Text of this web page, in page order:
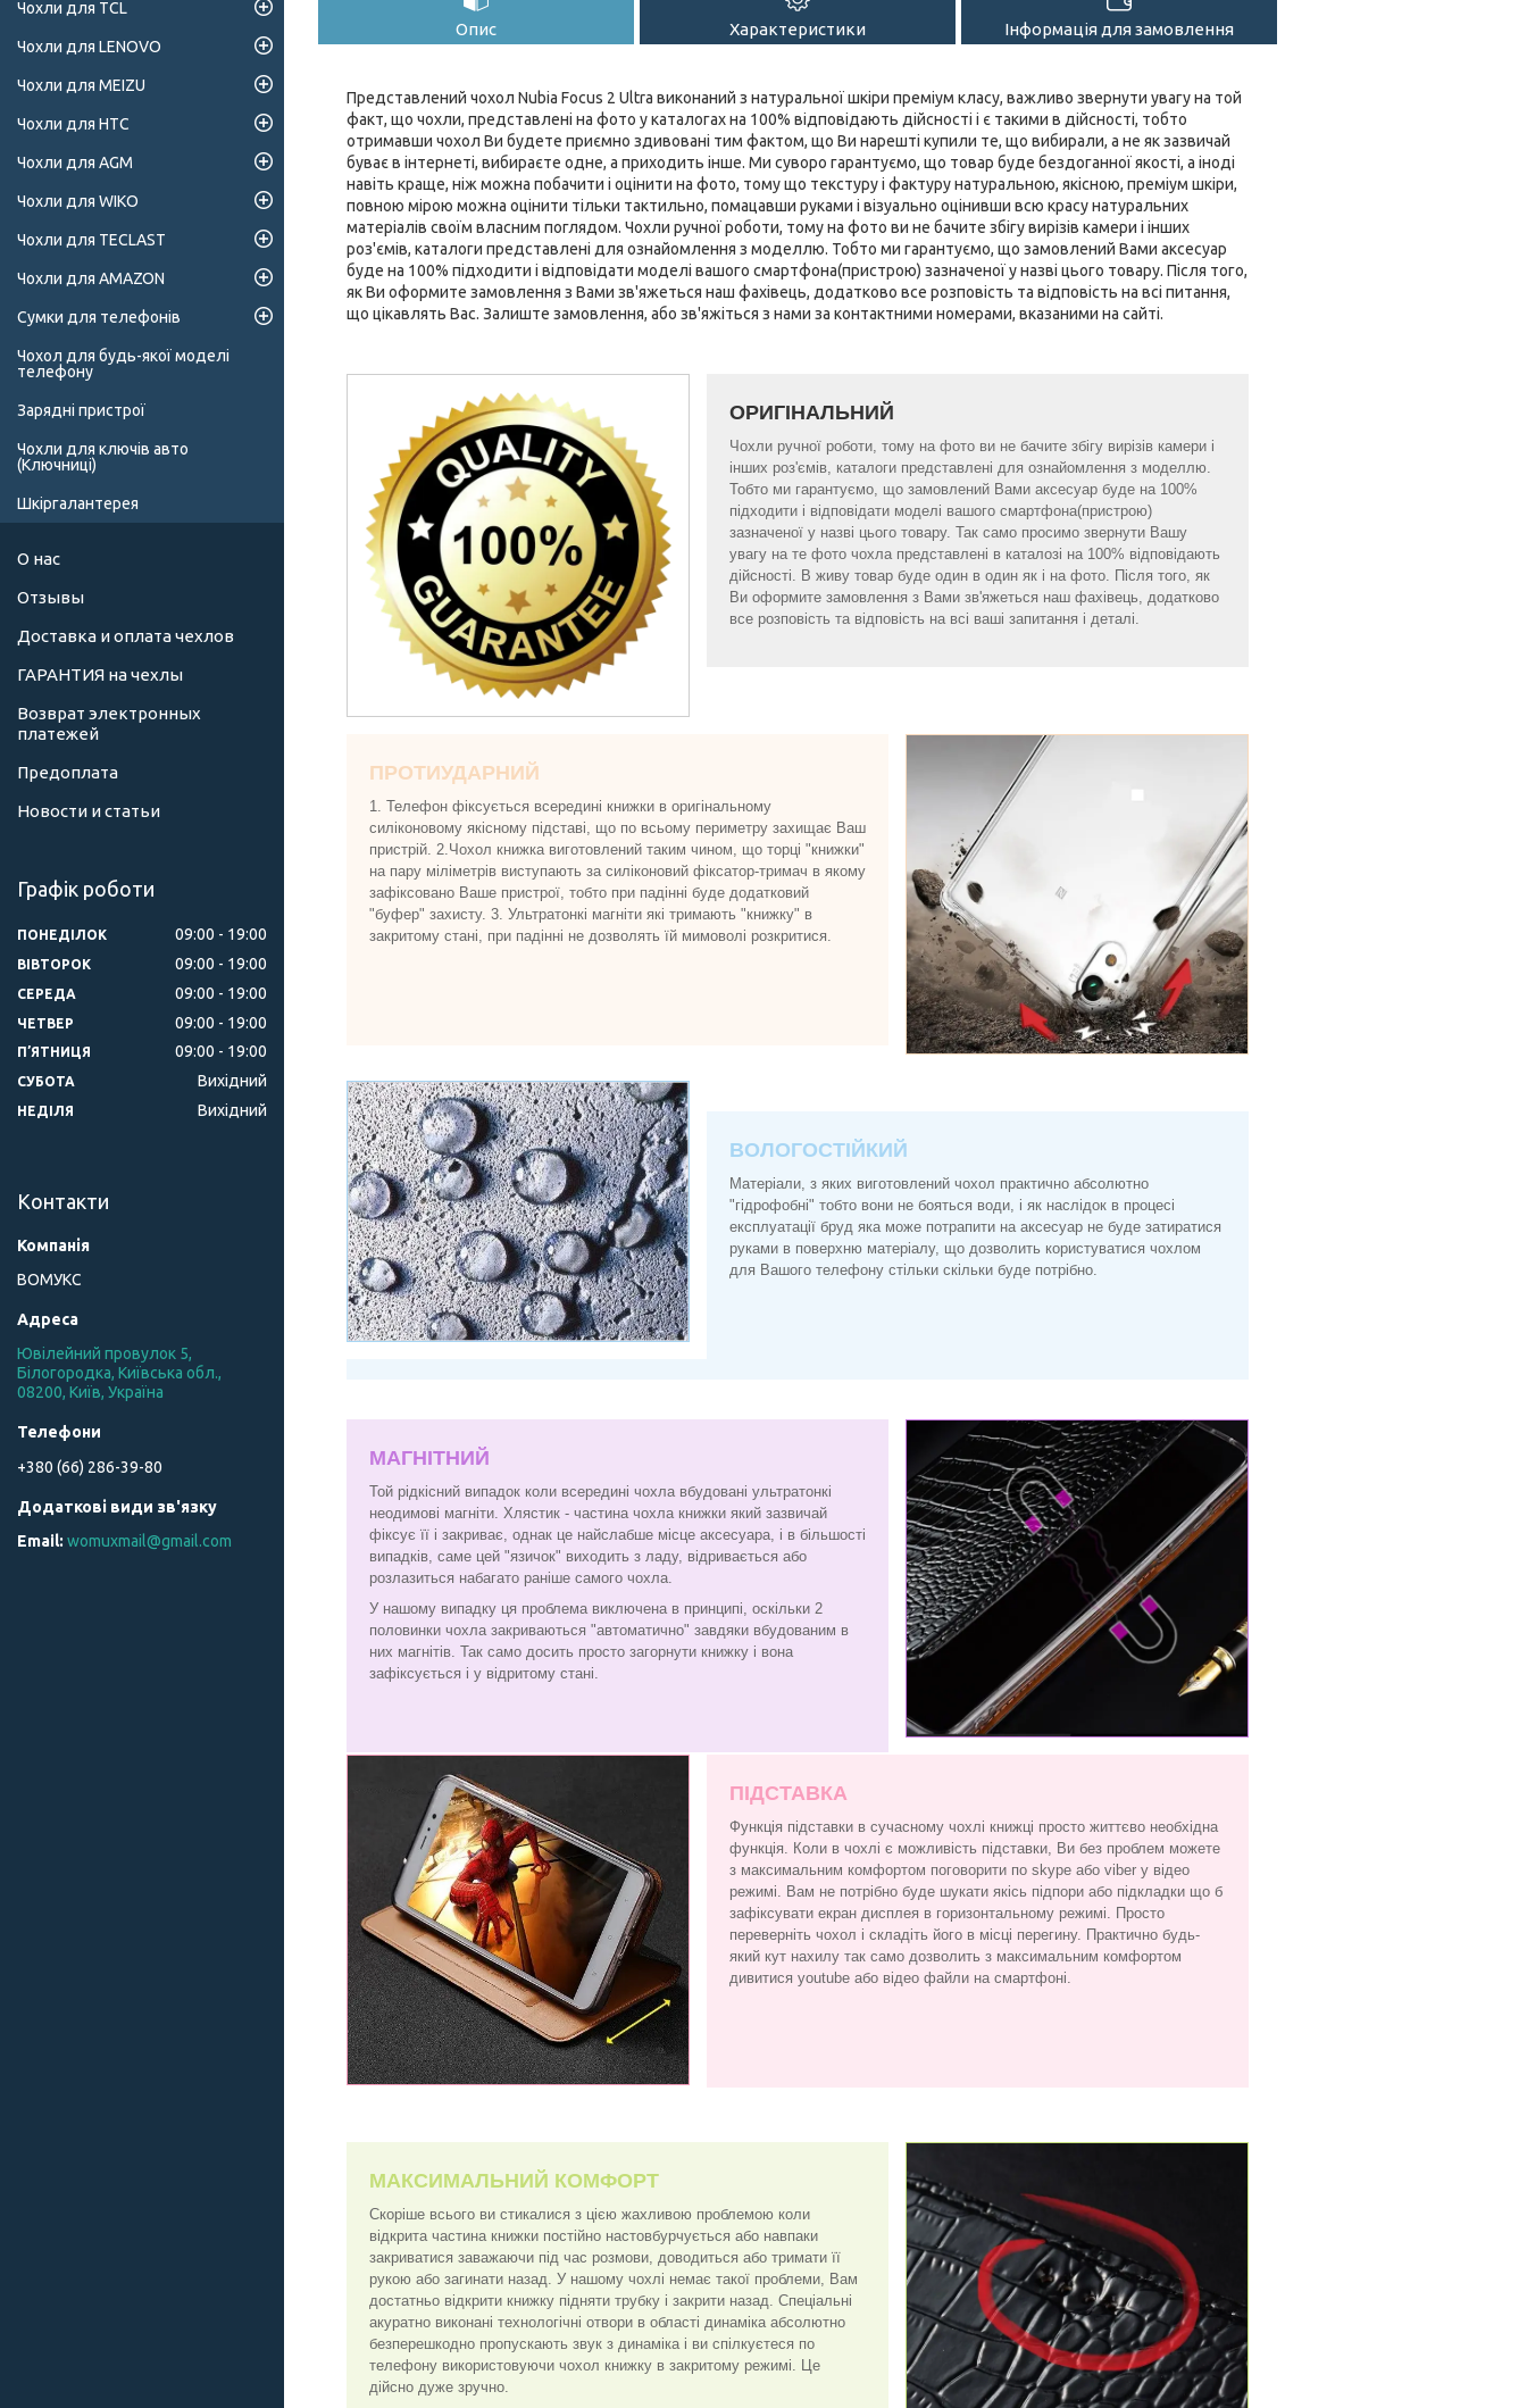
Опис Характеристики Інформація для замовлення
Представлений чохол Nubia Focus 2 Ultra виконаний з натуральної шкіри преміум класу, важливо звернути увагу на той
факт, що чохли, представлені на фото у каталогах на 100% відповідають дійсності і є такими в дійсності, тобто
отримавши чохол Ви будете приємно здивовані тим фактом, що Ви нарешті купили те, що вибирали, а не як зазвичай
буває в інтернеті, вибираєте одне, а приходить інше. Ми суворо гарантуємо, що товар буде бездоганної якості, а іноді
навіть краще, ніж можна побачити і оцінити на фото, тому що текстуру і фактуру натуральною, якісною, преміум шкіри,
повною мірою можна оцінити тільки тактильно, помацавши руками і візуально оцінивши всю красу натуральних
матеріалів своїм власним поглядом. Чохли ручної роботи, тому на фото ви не бачите збігу вирізів камери і інших
роз'ємів, каталоги представлені для ознайомлення з моделлю. Тобто ми гарантуємо, що замовлений Вами аксесуар
буде на 100% підходити і відповідати моделі вашого смартфона(пристрою) зазначеної у назві цього товару. Після того,
як Ви оформите замовлення з Вами зв'яжеться наш фахівець, додатково все розповість та відповість на всі питання,
що цікавлять Вас. Залиште замовлення, або зв'яжіться з нами за контактними номерами, вказаними на сайті.
ОРИГІНАЛЬНИЙ
Чохли ручної роботи, тому на фото ви не бачите збігу вирізів камери і
інших роз'ємів, каталоги представлені для ознайомлення з моделлю.
Тобто ми гарантуємо, що замовлений Вами аксесуар буде на 100%
підходити і відповідати моделі вашого смартфона(пристрою)
зазначеної у назві цього товару. Так само просимо звернути Вашу
увагу на те фото чохла представлені в каталозі на 100% відповідають
дійсності. В живу товар буде один в один як і на фото. Після того, як
Ви оформите замовлення з Вами зв'яжеться наш фахівець, додатково
все розповість та відповість на всі ваші запитання і деталі.
ПРОТИУДАРНИЙ
1. Телефон фіксується всередині книжки в оригінальному
силіконовому якісному підставі, що по всьому периметру захищає Ваш
пристрій. 2.Чохол книжка виготовлений таким чином, що торці "книжки"
на пару міліметрів виступають за силіконовий фіксатор-тримач в якому
зафіксовано Ваше пристрої, тобто при падінні буде додатковий
"буфер" захисту. 3. Ультратонкі магніти які тримають "книжку" в
закритому стані, при падінні не дозволять їй мимоволі розкритися.
ВОЛОГОСТІЙКИЙ
Матеріали, з яких виготовлений чохол практично абсолютно
"гідрофобні" тобто вони не бояться води, і як наслідок в процесі
експлуатації бруд яка може потрапити на аксесуар не буде затиратися
руками в поверхню матеріалу, що дозволить користуватися чохлом
для Вашого телефону стільки скільки буде потрібно.
МАГНІТНИЙ
Той рідкісний випадок коли всередині чохла вбудовані ультратонкі
неодимові магніти. Хлястик - частина чохла книжки який зазвичай
фіксує її і закриває, однак це найслабше місце аксесуара, і в більшості
випадків, саме цей "язичок" виходить з ладу, відривається або
розлазиться набагато раніше самого чохла.
У нашому випадку ця проблема виключена в принципі, оскільки 2
половинки чохла закриваються "автоматично" завдяки вбудованим в
них магнітів. Так само досить просто загорнути книжку і вона
зафіксується і у відритому стані.
ПІДСТАВКА
Функція підставки в сучасному чохлі книжці просто життєво необхідна
функція. Коли в чохлі є можливість підставки, Ви без проблем можете
з максимальним комфортом поговорити по skype або viber у відео
режимі. Вам не потрібно буде шукати якісь підпори або підкладки що б
зафіксувати екран дисплея в горизонтальному режимі. Просто
переверніть чохол і складіть його в місці перегину. Практично будь-
який кут нахилу так само дозволить з максимальним комфортом
дивитися youtube або відео файли на смартфоні.
МАКСИМАЛЬНИЙ КОМФОРТ
Скоріше всього ви стикалися з цією жахливою проблемою коли
відкрита частина книжки постійно настовбурчується або навпаки
закриватися заважаючи під час розмови, доводиться або тримати її
рукою або загинати назад. У нашому чохлі немає такої проблеми, Вам
достатньо відкрити книжку підняти трубку і закрити назад. Спеціальні
акуратно виконані технологічні отвори в області динаміка абсолютно
безперешкодно пропускають звук з динаміка і ви спілкуєтеся по
телефону використовуючи чохол книжку в закритому режимі. Це
дійсно дуже зручно.
Чохли для TCL
Чохли для LENOVO
Чохли для MEIZU
Чохли для HTC
Чохли для AGM
Чохли для WIKO
Чохли для TECLAST
Чохли для AMAZON
Сумки для телефонів
Чохол для будь-якої моделі
телефону
Зарядні пристрої
Чохли для ключів авто
(Ключниці)
Шкіргалантерея
О нас
Отзывы
Доставка и оплата чехлов
ГАРАНТИЯ на чехлы
Возврат электронных
платежей
Предоплата
Новости и статьи
Графік роботи
ПОНЕДІЛОК 09:00 19:00
ВІВТОРОК 09:00 19:00
СЕРЕДА 09:00 19:00
ЧЕТВЕР 09:00 19:00
ПʼЯТНИЦЯ 09:00 19:00
СУБОТА Вихідний
НЕДІЛЯ Вихідний
Контакти
ВОМУКС
Ювілейний провулок 5,
Білогородка, Київська обл.,
08200, Київ, Україна
+380 (66) 286-39-80
womuxmail@gmail.com